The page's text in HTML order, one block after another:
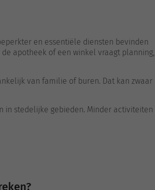
en essentiële diensten bevinden
apotheek of een winkel vraagt planning,
van familie of buren. Dat kan zwaar
in stedelijke gebieden. Minder activiteiten